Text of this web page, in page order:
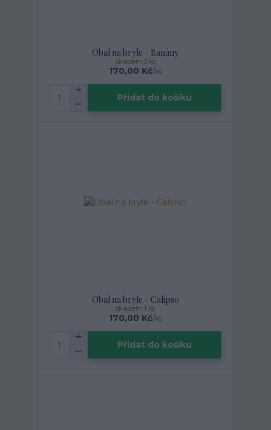
Obal na bryle - Banány
170,00 Kč/ks
skladem 3 ks
Přidat do košíku
Obal na bryle - Calipso
170,00 Kč/ks
skladem 1 ks
Přidat do košíku